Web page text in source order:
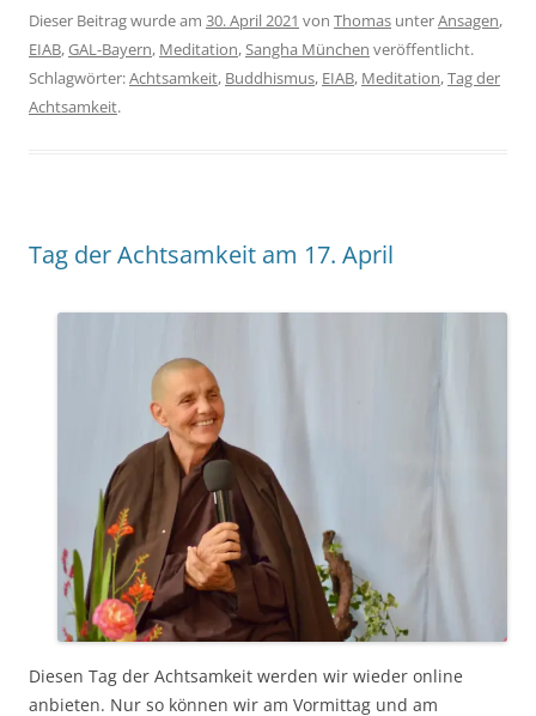
Dieser Beitrag wurde am 30. April 2021 von Thomas unterAnsagen,
EIAB,GAL-Bayern, Meditation,Sangha München veröffentlicht.
Schlagwörter:Achtsamkeit, Buddhismus, EIAB, Meditation,Tag der
Achtsamkeit.
Tag der Achtsamkeit am 17. April
Diesen Tag der Achtsamkeit werden wir wieder online
anbieten. Nur so können wir am Vormittag und am